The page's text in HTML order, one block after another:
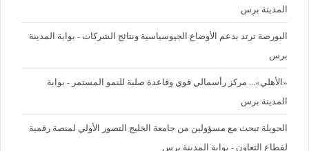
المدينة برس
البورصة ترتد بدعم الأوضاع الجيوسياسية ونتائج الشركات - بوابة المدينة
برس
«الأهلي»... مركز رأسمالي قوي وقاعدة صلبة للنمو المستمر - بوابة
المدينة برس
الحويلة تبحث مع مسؤولين من جامعة الخليج التصور الأولي لمنصة رقمية
لقطاع التعاون - بوابة المدينة برس